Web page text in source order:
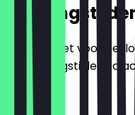
Openingstijden
Zodat je niet voor
de openingstijden zo